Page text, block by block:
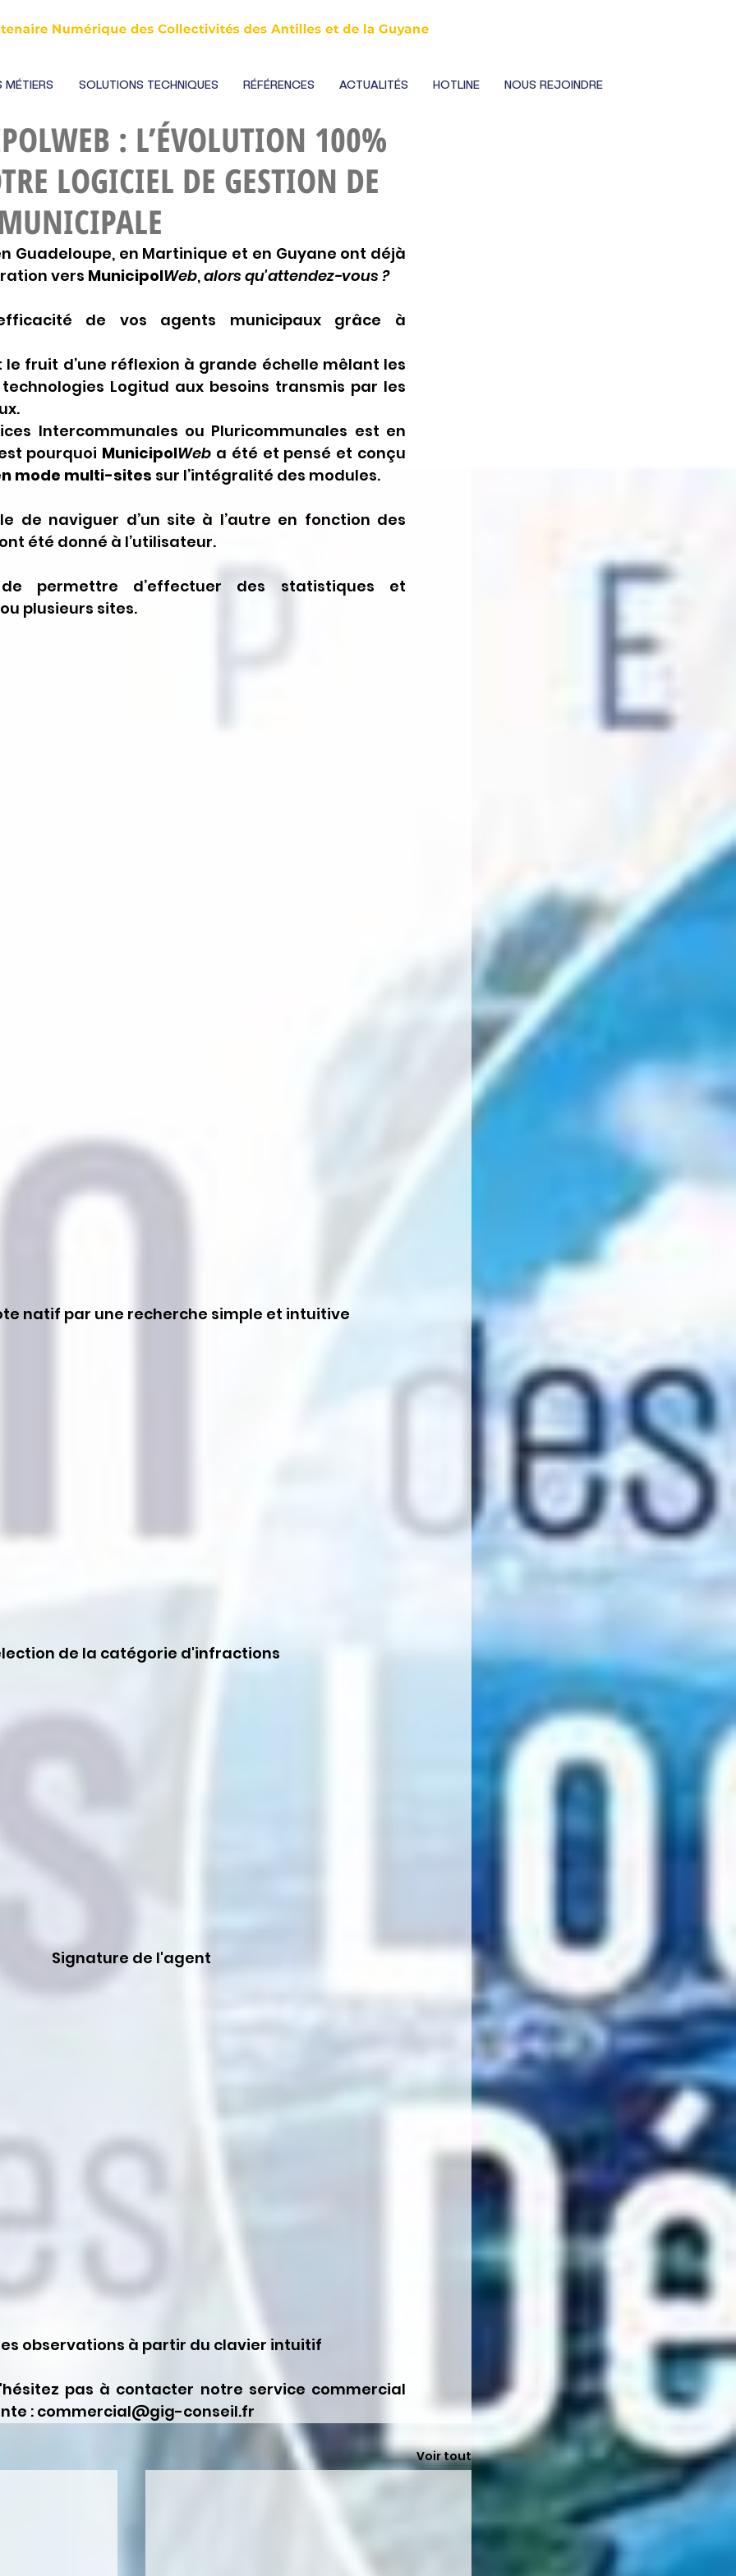
MÉTIERS SOLUTIONS TECHNIQUES RÉFÉRENCES ACTUALITÉS HOTLINE NOUS REJOINDRE
: L’ÉVOLUTION 100%
LOGICIEL DE GESTION DE
Guadeloupe, en Martinique et en Guyane ont déjà
vers MunicipolWeb, alors qu'attendez-vous ?
Logitud aux besoins transmis par les
Intercommunales ou Pluricommunales est en
pourquoi MunicipolWeb a été et pensé et conçu
mode multi-sites sur l’intégralité des modules.
de naviguer d’un site à l’autre en fonction des
été donné à l’utilisateur.
permettre d’effectuer des statistiques et
plusieurs sites.
natif par une recherche simple et intuitive
de la catégorie d'infractions
Signature de l'agent
observations à partir du clavier intuitif
pas à contacter notre service commercial
: commercial@gig-conseil.fr
Voir tout